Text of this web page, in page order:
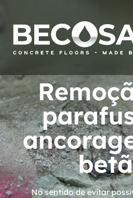
No sentido de evitar